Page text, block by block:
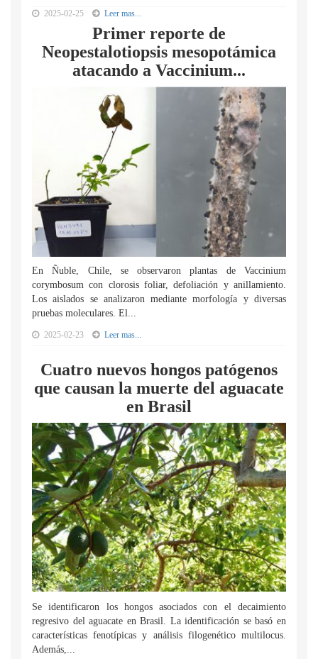
2025-02-25 Leer mas...
Primer reporte de
Neopestalotiopsis mesopotámica
atacando a Vaccinium...
En Ñuble, Chile, se observaron plantas de Vaccinium
corymbosum con clorosis foliar, defoliación y anillamiento.
Los aislados se analizaron mediante morfología y diversas
pruebas moleculares. El...
2025-02-23 Leer mas...
Cuatro nuevos hongos patógenos
que causan la muerte del aguacate
en Brasil
Se identificaron los hongos asociados con el decaimiento
regresivo del aguacate en Brasil. La identificación se basó en
características fenotípicas y análisis filogenético multilocus.
Además,...